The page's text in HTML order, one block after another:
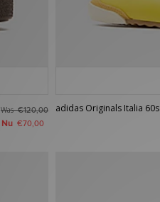
Was€120,00
Nu €70,00
adidas Originals Italia 60s